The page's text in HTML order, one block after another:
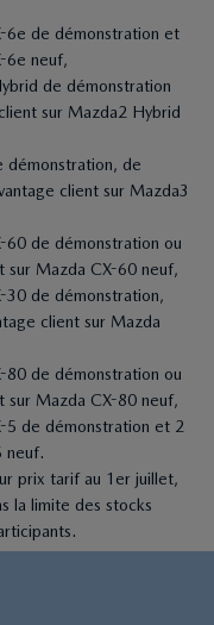
6e de démonstration et
6e neuf,
de démonstration
sur Mazda2 Hybrid
démonstration, de
client sur Mazda3
de démonstration ou
sur Mazda CX-60 neuf,
de démonstration,
client sur Mazda
de démonstration ou
sur Mazda CX-80 neuf,
5 de démonstration et 2
neuf.
prix tarif au 1er juillet,
la limite des stocks